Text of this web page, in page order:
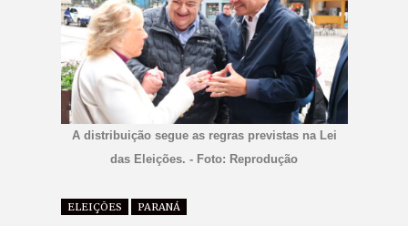
A distribuição segue as regras previstas na Lei
das Eleições. - Foto: Reprodução
ELEIÇÕES PARANÁ